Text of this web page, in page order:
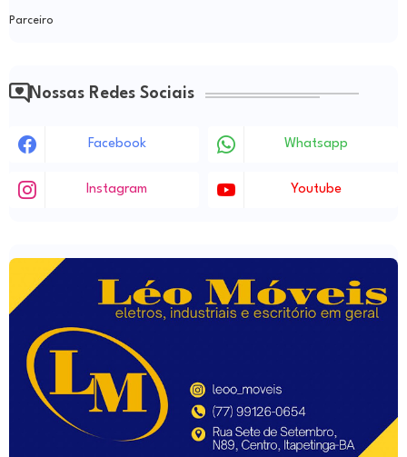
Parceiro
Nossas Redes Sociais
Facebook Whatsapp
Instagram Youtube